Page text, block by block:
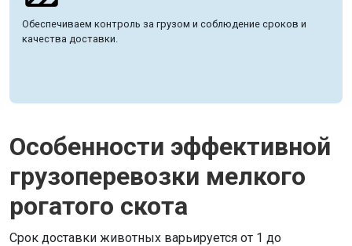
Обеспечиваем контроль за грузом и соблюдение сроков и
качества доставки.
Особенности эффективной
грузоперевозки мелкого
рогатого скота
Срок доставки животных варьируется от 1 до